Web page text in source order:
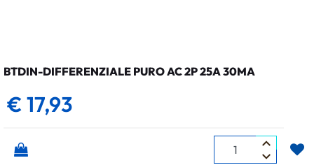
BTDIN-DIFFERENZIALE PURO AC 2P 25A 30MA
€ 17,93
Quantità